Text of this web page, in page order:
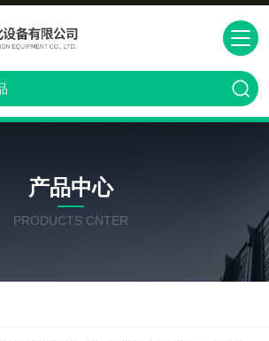
产品中心
PRODUCTS CNTER